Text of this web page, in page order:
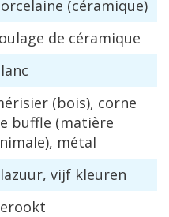
(céramique)
de céramique
érisier (bois), corne
buffle (matière
), métal
, vijf kleuren